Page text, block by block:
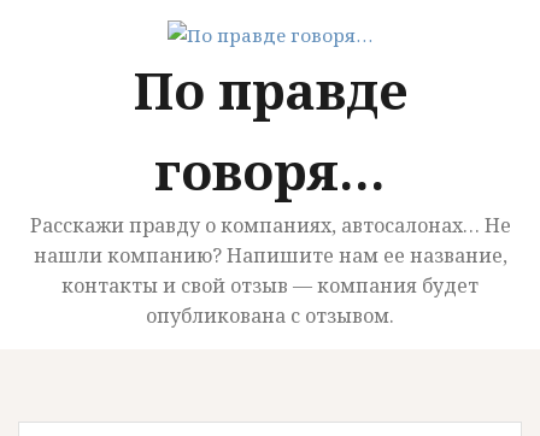
По правде
говоря…
Расскажи правду о компаниях, автосалонах… Не
нашли компанию? Напишите нам ее название,
контакты и свой отзыв — компания будет
опубликована с отзывом.